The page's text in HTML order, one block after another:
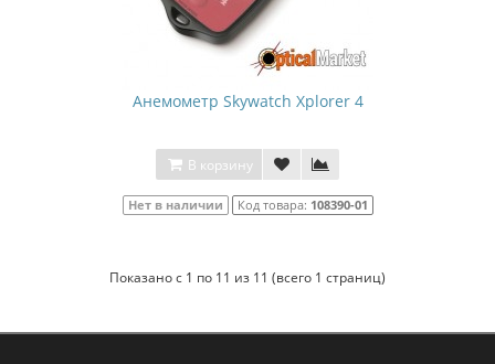
Анемометр Skywatch Xplorer 4
В корзину
Нет в наличии Код товара: 108390-01
Показано с 1 по 11 из 11 (всего 1 страниц)